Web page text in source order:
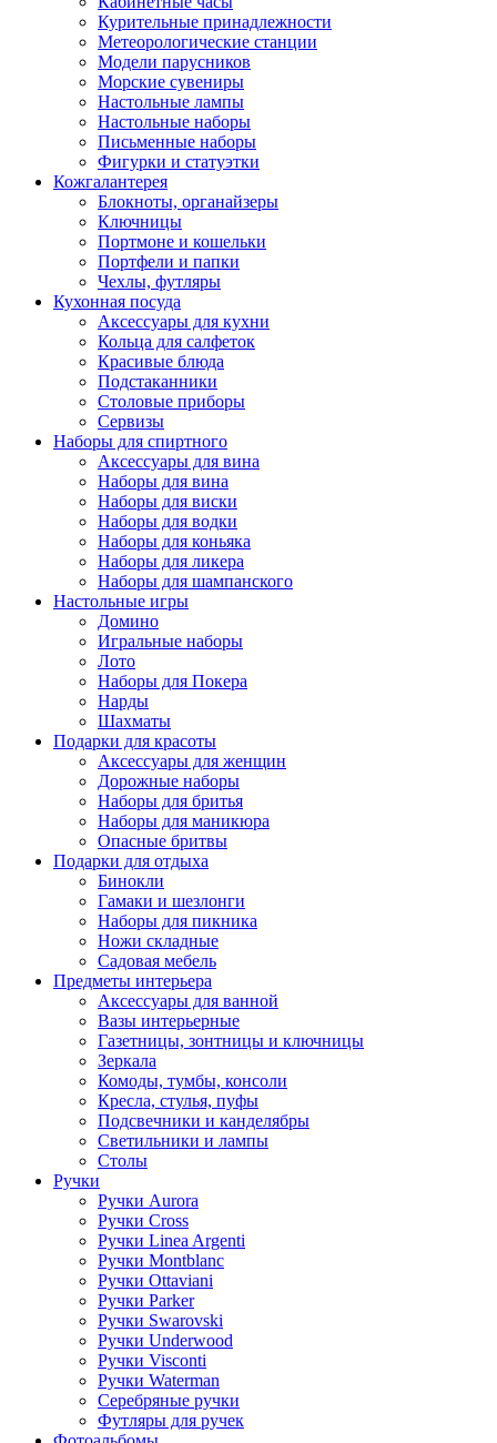
Курительные принадлежности
Метеорологические станции
Модели парусников
Морские сувениры
Настольные лампы
Настольные наборы
Письменные наборы
Фигурки и статуэтки
Кожгалантерея
Блокноты, органайзеры
Ключницы
Портмоне и кошельки
Портфели и папки
Чехлы, футляры
Кухонная посуда
Аксессуары для кухни
Кольца для салфеток
Красивые блюда
Подстаканники
Столовые приборы
Cервизы
Наборы для спиртного
Аксессуары для вина
Наборы для вина
Наборы для виски
Наборы для водки
Наборы для коньяка
Наборы для ликера
Наборы для шампанского
Настольные игры
Домино
Игральные наборы
Лото
Наборы для Покера
Нарды
Шахматы
Подарки для красоты
Аксессуары для женщин
Дорожные наборы
Наборы для бритья
Наборы для маникюра
Опасные бритвы
Подарки для отдыха
Бинокли
Гамаки и шезлонги
Наборы для пикника
Ножи складные
Садовая мебель
Предметы интерьера
Аксессуары для ванной
Вазы интерьерные
Газетницы, зонтницы и ключницы
Зеркала
Комоды, тумбы, консоли
Кресла, стулья, пуфы
Подсвечники и канделябры
Светильники и лампы
Столы
Ручки
Ручки Aurora
Ручки Cross
Ручки Linea Argenti
Ручки Montblanc
Ручки Ottaviani
Ручки Parker
Ручки Swarovski
Ручки Underwood
Ручки Visconti
Ручки Waterman
Серебряные ручки
Футляры для ручек